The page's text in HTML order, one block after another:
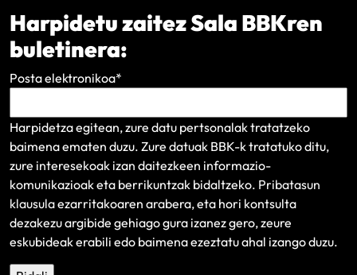
Harpidetu zaitez Sala BBKren
buletinera:
Posta elektronikoa*
Harpidetza egitean, zure datu pertsonalak tratatzeko
baimena ematen duzu. Zure datuak BBK-k tratatuko ditu,
zure interesekoak izan daitezkeen informazio-
komunikazioak eta berrikuntzak bidaltzeko. Pribatasun
klausulaezarritakoaren arabera, eta hori kontsulta
dezakezu argibide gehiago gura izanez gero, zeure
eskubideak erabili edo baimena ezeztatu ahal izango duzu.